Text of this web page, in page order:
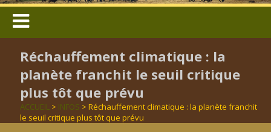
Réchauffement climatique : la
planète franchit le seuil critique
plus tôt que prévu
ACCUEIL > INFOS > Réchauffement climatique : la planète franchit
le seuil critique plus tôt que prévu